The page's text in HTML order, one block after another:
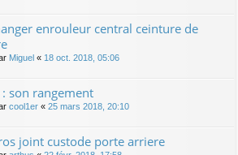
enrouleur central ceinture de
Miguel « 18 oct. 2018, 05:06
son rangement
cool1er « 25 mars 2018, 20:10
joint custode porte arriere